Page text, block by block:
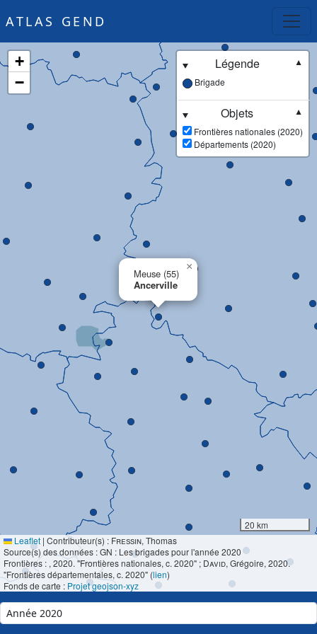
ATLAS GEND
Meuse (55)
Ancerville
×
+
−
Légende
▼
Brigade
Objets
▼
Frontières nationales (2020)
Départements (2020)
20 km
Leaflet | Contributeur(s) : Fressin, Thomas
Source(s) des données : GN : Les brigades pour l'année 2020
Frontières : , 2020. "Frontières nationales, c. 2020" ; David, Grégoire, 2020.
"Frontières départementales, c. 2020" (lien)
Fonds de carte : Projet geojson-xyz